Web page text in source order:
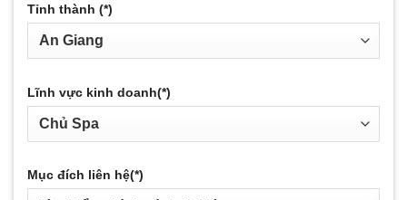
Tỉnh thành (*)
Lĩnh vực kinh doanh(*)
Mục đích liên hệ(*)